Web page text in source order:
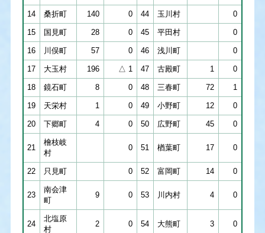
14 桑折町 140 0 44 玉川村 0
15 国見町 28 0 45 平田村 0
16 川俣町 57 0 46 浅川町 0
17 大玉村 196 △ 1 47 古殿町 1 0
18 鏡石町 8 0 48 三春町 72 1
19 天栄村 1 0 49 小野町 12 0
20 下郷町 4 0 50 広野町 45 0
21
檜枝岐
村
0 51 楢葉町 17 0
22 只見町 0 52 富岡町 14 0
23
南会津
町
9 0 53 川内村 4 0
24
北塩原
村
2 0 54 大熊町 3 0